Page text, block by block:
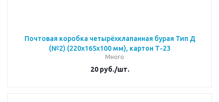
Почтовая коробка четырёхклапанная бурая Тип Д
(№2) (220x165x100 мм), картон Т-23
Много
20руб./шт.